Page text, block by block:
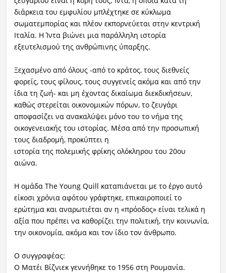
διάρκεια του εμφυλίου μπλέχτηκε σε κύκλωμα
σωματεμπορίας και πλέον εκπορνεύεται στην κεντρική
Ιταλία. Η Ίντα βιώνει μια παράλληλη ιστορία
εξευτελισμού της ανθρώπινης ύπαρξης.
Ξεχασμένο από όλους -από το κράτος, τους διεθνείς
φορείς, τους φίλους, τους συγγενείς ακόμα και από την
ίδια τη ζωή- και μη έχοντας δικαίωμα διεκδικήσεων,
καθώς στερείται οικονομικών πόρων, το ζευγάρι
αποφασίζει να ανακαλύψει μόνο του το νήμα της
οικογενειακής του ιστορίας. Μέσα από την προσωπική
τους διαδρομή, προκύπτει η
ιστορία της πολεμικής φρίκης ολόκληρου του 20ου
αιώνα.
Η ομάδα The Young Quill καταπιάνεται με το έργο αυτό
είκοσι χρόνια αφότου γράφτηκε, επικαιροποιεί το
ερώτημα και αναρωτιέται αν η «πρόοδος» είναι τελικά η
αξία που πρέπει να καθορίζει την πολιτική, την κοινωνία,
την οικονομία, ακόμα και τον ίδιο τον άνθρωπο.
Ο συγγραφέας:
Ο Ματέι Βίζνιεκ γεννήθηκε το 1956 στη Ρουμανία.